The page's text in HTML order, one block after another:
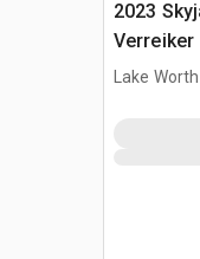
2023
Verreiker
Lake